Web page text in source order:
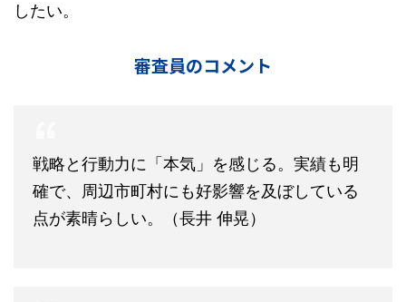
したい。
審査員のコメント
戦略と行動力に「本気」を感じる。実績も明
確で、周辺市町村にも好影響を及ぼしている
点が素晴らしい。（長井 伸晃）